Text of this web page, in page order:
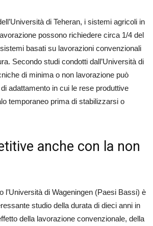
di Teheran, i sistemi agricoli in
possono richiedere circa 1/4 del
basati su lavorazioni convenzionali
Secondo studi condotti dall’Università di
di minima o non lavorazione può
adattamento in cui le rese produttive
temporaneo prima di stabilizzarsi o
anche con la non
l’Università di Wageningen (Paesi Bassi) è
studio della durata di dieci anni in
della lavorazione convenzionale, della